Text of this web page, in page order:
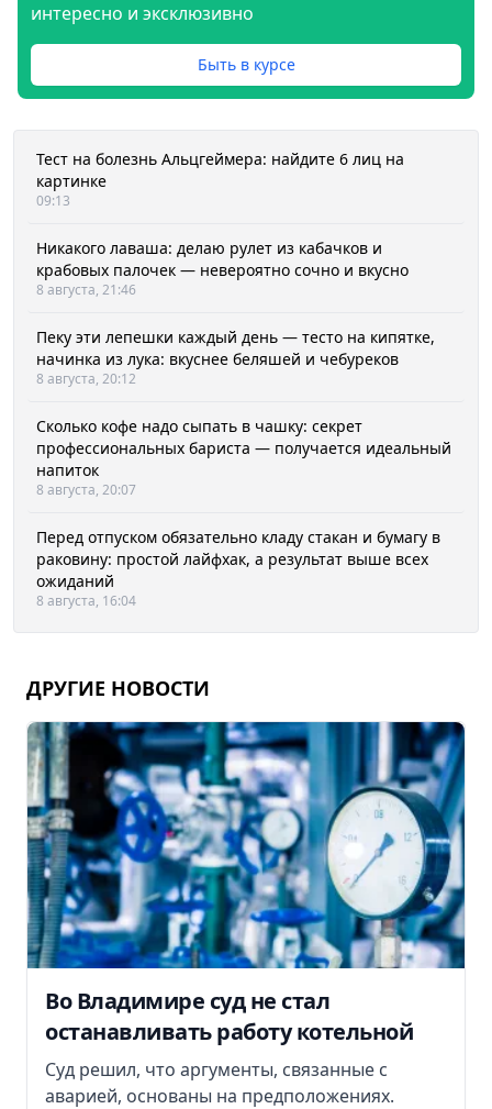
интересно и эксклюзивно
Быть в курсе
Тест на болезнь Альцгеймера: найдите 6 лиц на
картинке
09:13
Никакого лаваша: делаю рулет из кабачков и
крабовых палочек — невероятно сочно и вкусно
8 августа, 21:46
Пеку эти лепешки каждый день — тесто на кипятке,
начинка из лука: вкуснее беляшей и чебуреков
8 августа, 20:12
Сколько кофе надо сыпать в чашку: секрет
профессиональных бариста — получается идеальный
напиток
8 августа, 20:07
Перед отпуском обязательно кладу стакан и бумагу в
раковину: простой лайфхак, а результат выше всех
ожиданий
8 августа, 16:04
ДРУГИЕ НОВОСТИ
Во Владимире суд не стал
останавливать работу котельной
Суд решил, что аргументы, связанные с
аварией, основаны на предположениях.